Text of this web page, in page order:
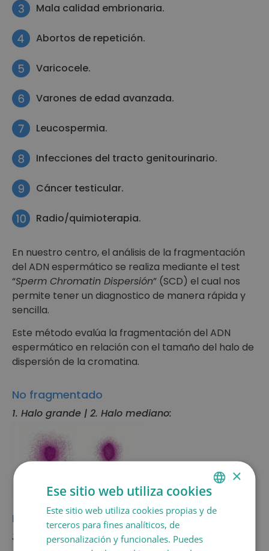
Mala calidad embrionaria.
Abortos de repetición.
Varicocele.
Varones de edad avanzada.
Leucospermia.
Infecciones del tracto genitourinario.
Cáncer testicular.
Radio/quimioterapia.
En nuestro centro, el análisis de la fragmentación
del ADN espermático se realiza mediante el test
“Sperm Chromatin Dispersión” (SCD) el cual nos
permite tener un diagnostico de manera rápida y
sencilla.
Este método evalúa la fragmentación del ADN
espermático en relación con el tamaño del halo de
dispersión de la cromatina.
No fragmentado
1. Halo grande | 2. Halo mediano:
Fragmentado
3. Halo pequeño | 4. Sin halo | 5. Degradado:
SPANISH
×
Ese sitio web utiliza cookies
Este sitio web utiliza cookies propias y de
terceros para fines analíticos, de
personalización y funcionales. Puedes